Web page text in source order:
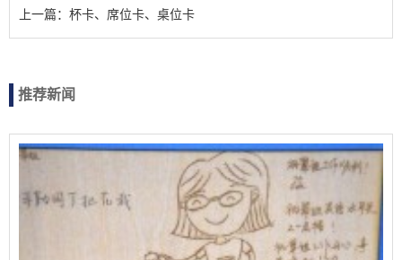
上一篇：杯卡、席位卡、桌位卡
推荐新闻